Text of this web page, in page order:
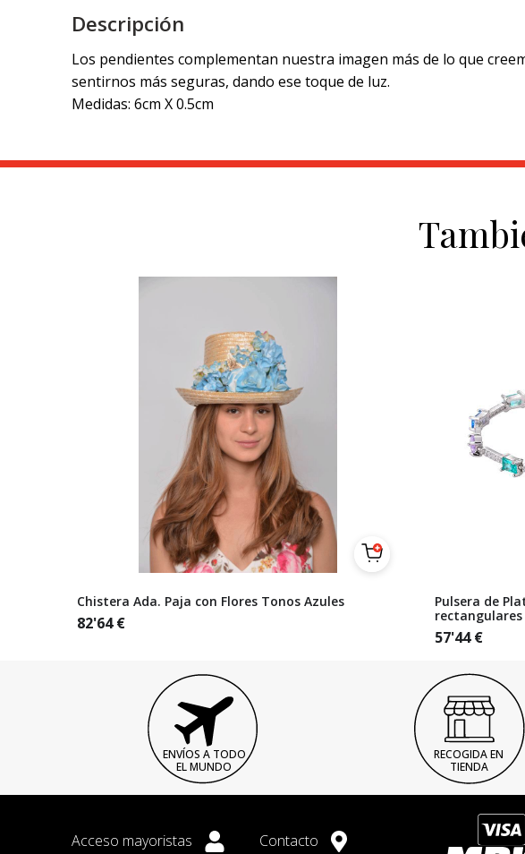
Descripción
Los pendientes complementan nuestra imagen más de lo que
sentirnos más seguras, dando ese toque de luz.
Medidas: 6cm X 0.5cm
Chistera Ada. Paja con Flores Tonos Azules
82'64€
Pulsera de
rectangulares
57'44€
ENVÍOS A TODO
EL MUNDO
RECOGIDA EN
TIENDA
Acceso mayoristas Contacto